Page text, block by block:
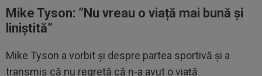
Mike Tyson: ”Nu vreau o viață mai bună și
liniștită”
Mike Tyson a vorbit și despre partea sportivă și a
transmis că nu regretă că n-a avut o viață